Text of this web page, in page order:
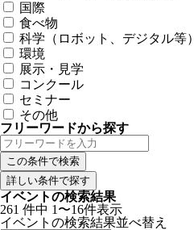
国際
食べ物
科学（ロボット、デジタル等）
環境
展示・見学
コンクール
セミナー
その他
フリーワードから探す
詳しい条件で探す
イベントの検索結果
261 件中 1〜16件表示
イベントの検索結果並べ替え